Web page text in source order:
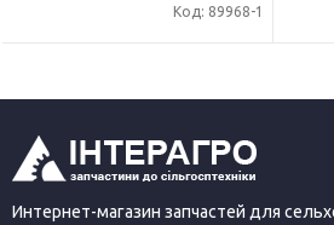
Код: 89968-1
Интернет-магазин запчастей для